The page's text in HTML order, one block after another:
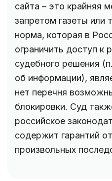
сайта – это крайняя
запретом газеты или
норма, которая в
ограничить доступ к
судебного решения
об информации),
нет перечня
блокировки. Суд
российское
содержит гарантий
произвольных